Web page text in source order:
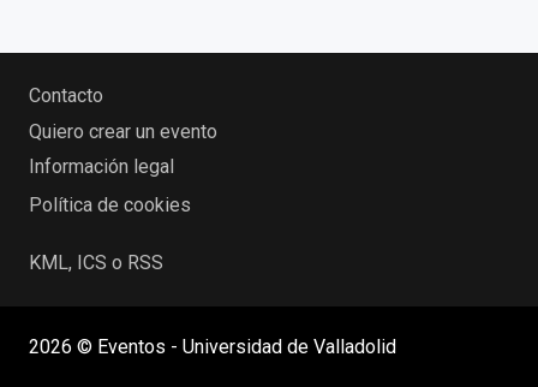
Contacto
Quiero crear un evento
Información legal
Política de cookies
KML, ICS o RSS
2026 © Eventos - Universidad de Valladolid